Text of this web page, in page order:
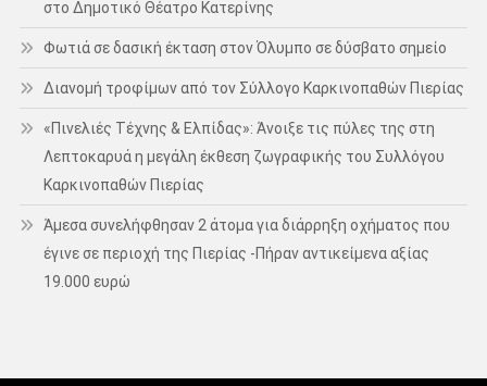
στο Δημοτικό Θέατρο Κατερίνης
Φωτιά σε δασική έκταση στον Όλυμπο σε δύσβατο σημείο
Διανομή τροφίμων από τον Σύλλογο Καρκινοπαθών Πιερίας
«Πινελιές Τέχνης & Ελπίδας»: Άνοιξε τις πύλες της στη
Λεπτοκαρυά η μεγάλη έκθεση ζωγραφικής του Συλλόγου
Καρκινοπαθών Πιερίας
Άμεσα συνελήφθησαν 2 άτομα για διάρρηξη οχήματος που
έγινε σε περιοχή της Πιερίας -Πήραν αντικείμενα αξίας
19.000 ευρώ